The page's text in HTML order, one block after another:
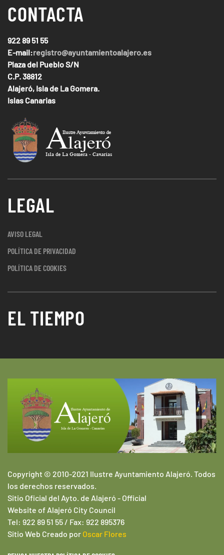
CONTACTA
922 89 51 55
E-mail:registro@ayuntamientoalajero.es
Plaza del Pueblo S/N
C.P. 38812
Alajeró, Isla de La Gomera.
Islas Canarias
LEGAL
AVISO LEGAL
POLÍTICA DE PRIVACIDAD
POLÍTICA DE COOKIES
EL TIEMPO
Copyright © 2010-2021 Ilustre Ayuntamiento Alajeró. Todos
los derechos reservados.
Sitio Oficial del Ayto. de Alajeró - Official
Website of Alajeró City Council
Tel: 922 89 51 55 / Fax: 922 895376
Sitio Web Creado por Oscar Flores